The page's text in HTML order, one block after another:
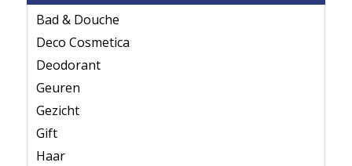
Bad & Douche
Deco Cosmetica
Deodorant
Geuren
Gezicht
Gift
Haar